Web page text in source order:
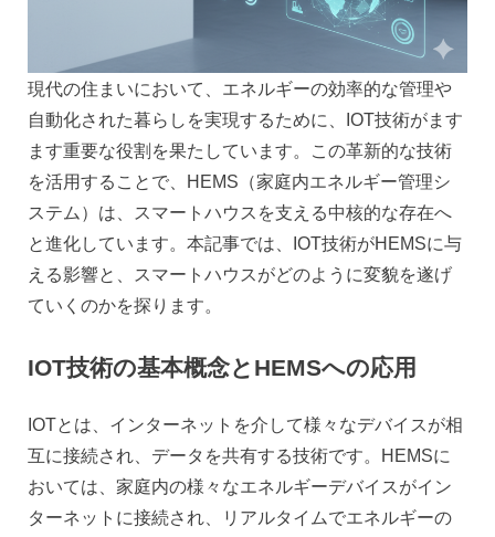
現代の住まいにおいて、エネルギーの効率的な管理や
自動化された暮らしを実現するために、IOT技術がます
ます重要な役割を果たしています。この革新的な技術
を活用することで、HEMS（家庭内エネルギー管理シ
ステム）は、スマートハウスを支える中核的な存在へ
と進化しています。本記事では、IOT技術がHEMSに与
える影響と、スマートハウスがどのように変貌を遂げ
ていくのかを探ります。
IOT技術の基本概念とHEMSへの応用
IOTとは、インターネットを介して様々なデバイスが相
互に接続され、データを共有する技術です。HEMSに
おいては、家庭内の様々なエネルギーデバイスがイン
ターネットに接続され、リアルタイムでエネルギーの